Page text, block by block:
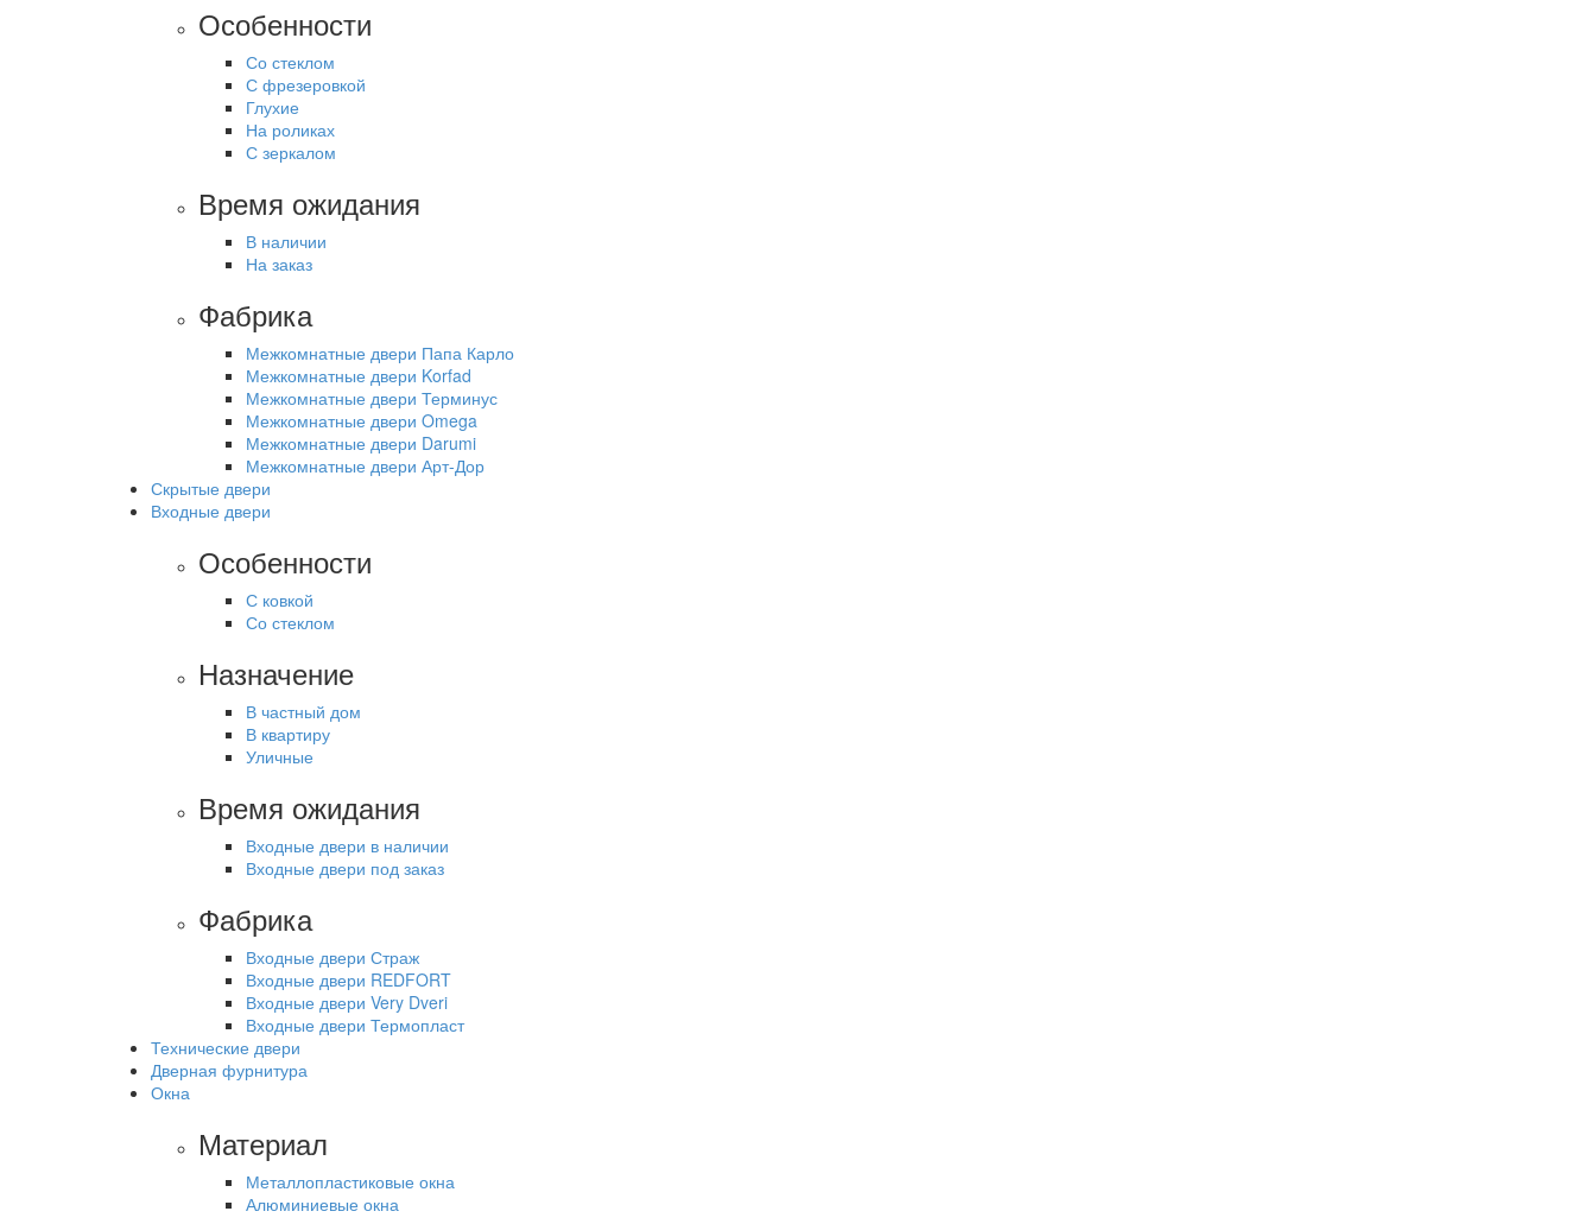
Особенности
Со стеклом
С фрезеровкой
Глухие
На роликах
С зеркалом
Время ожидания
В наличии
На заказ
Фабрика
Межкомнатные двери Папа Карло
Межкомнатные двери Korfad
Межкомнатные двери Терминус
Межкомнатные двери Omega
Межкомнатные двери Darumi
Межкомнатные двери Арт-Дор
Скрытые двери
Входные двери
Особенности
С ковкой
Со стеклом
Назначение
В частный дом
В квартиру
Уличные
Время ожидания
Входные двери в наличии
Входные двери под заказ
Фабрика
Входные двери Страж
Входные двери REDFORT
Входные двери Very Dveri
Входные двери Термопласт
Технические двери
Дверная фурнитура
Окна
Материал
Металлопластиковые окна
Алюминиевые окна